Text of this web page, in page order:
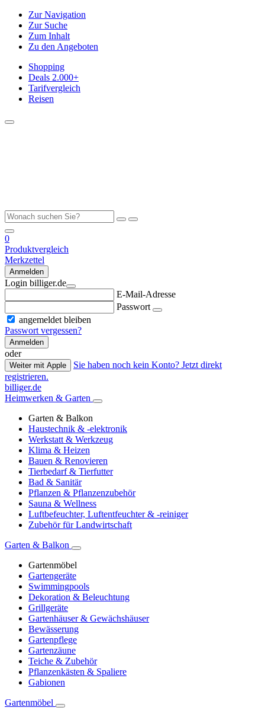
Zur Navigation
Zur Suche
Zum Inhalt
Zu den Angeboten
Shopping
Deals 2.000+
Tarifvergleich
Reisen
0
Produktvergleich
Merkzettel
Anmelden
Login billiger.de
E-Mail-Adresse
Passwort
angemeldet bleiben
Passwort vergessen?
Anmelden
oder
Weiter mit Apple
Sie haben noch kein Konto? Jetzt direkt
registrieren.
billiger.de
Heimwerken & Garten
Garten & Balkon
Haustechnik & -elektronik
Werkstatt & Werkzeug
Klima & Heizen
Bauen & Renovieren
Tierbedarf & Tierfutter
Bad & Sanitär
Pflanzen & Pflanzenzubehör
Sauna & Wellness
Luftbefeuchter, Luftentfeuchter & -reiniger
Zubehör für Landwirtschaft
Garten & Balkon
Gartenmöbel
Gartengeräte
Swimmingpools
Dekoration & Beleuchtung
Grillgeräte
Gartenhäuser & Gewächshäuser
Bewässerung
Gartenpflege
Gartenzäune
Teiche & Zubehör
Pflanzenkästen & Spaliere
Gabionen
Gartenmöbel